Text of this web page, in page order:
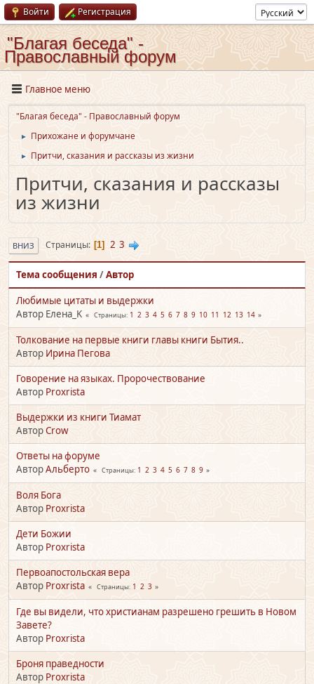
Войти Регистрация
"Благая беседа" -
Православный форум
Главное меню
"Благая беседа" - Православный форум
► Прихожане и форумчане
► Притчи, сказания и рассказы из жизни
Притчи, сказания и рассказы
из жизни
ВНИЗ Страницы 1 2 3
Тема сообщения /Автор
Любимые цитаты и выдержки
Автор Елена_K
Страницы 1 2 3 4 5 6 7 8 9 10 11 12 13 14
Толкование на первые книги главы книги Бытия..
Автор Ирина Пегова
Говорение на языках. Пророчествование
Автор Proxrista
Выдержки из книги Тиамат
АвторCrow
Ответы на форуме
АвторАльберто Страницы 1 2 3 4 5 6 7 8 9
Воля Бога
Автор Proxrista
Дети Божии
Автор Proxrista
Первоапостольская вера
Автор Proxrista Страницы 1 2 3
Где вы видели, что христианам разрешено грешить в Новом
Завете?
Автор Proxrista
Броня праведности
Автор Proxrista